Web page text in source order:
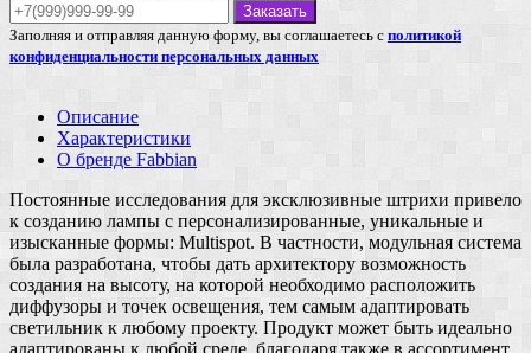
Заказать
Заполняя и отправляя данную форму, вы соглашаетесь с политикой
конфиденциальности персональных данных
Описание
Характеристики
О бренде Fabbian
Постоянные исследования для эксклюзивные штрихи привело
к созданию лампы с персонализированные, уникальные и
изысканные формы: Multispot. В частности, модульная система
была разработана, чтобы дать архитектору возможность
создания на высоту, на которой необходимо расположить
диффузоры и точек освещения, тем самым адаптировать
светильник к любому проекту. Продукт может быть идеально
адаптированы к любой среде, благодаря также в ассортимент